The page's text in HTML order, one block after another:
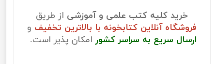
خرید کلیه کتب علمی و آموزشی از طریق
فروشگاه آنلاین کتابخونه با بالاترین تخفیف و
ارسال سریع به سراسر کشور امکان پذیر است.